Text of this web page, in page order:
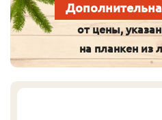
от цены,
на планкен из